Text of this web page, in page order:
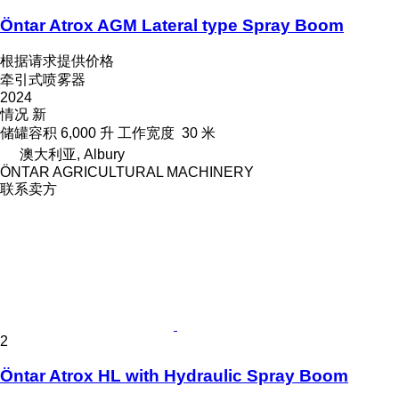
Öntar Atrox AGM Lateral type Spray Boom
根据请求提供价格
牵引式喷雾器
2024
情况 新
储罐容积 6,000 升 工作宽度 30 米
澳大利亚, Albury
ÖNTAR AGRICULTURAL MACHINERY
联系卖方
2
Öntar Atrox HL with Hydraulic Spray Boom